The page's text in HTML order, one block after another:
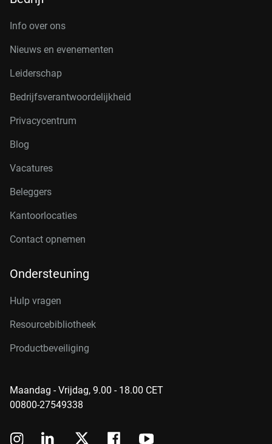
Info over ons
Nieuws en evenementen
Leiderschap
Bedrijfsverantwoordelijkheid
Privacycentrum
Blog
Vacatures
Beleggers
Kantoorlocaties
Contact opnemen
Ondersteuning
Hulp vragen
Resourcebibliotheek
Productbeveiliging
Maandag - Vrijdag, 9.00 - 18.00 CET
00800-27549338